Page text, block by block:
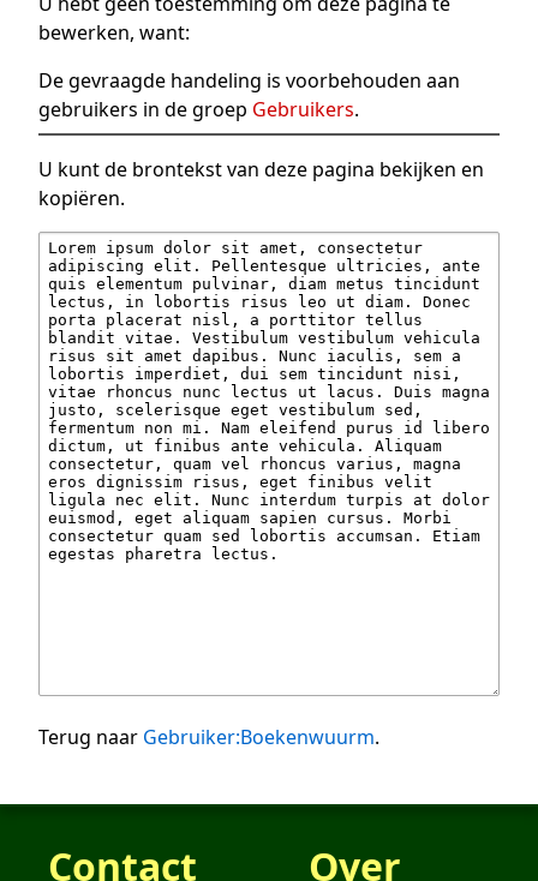
bewerken, want:
De gevraagde handeling is voorbehouden aan
gebruikers in de groep Gebruikers.
U kunt de brontekst van deze pagina bekijken en
kopiëren.
Terug naar Gebruiker:Boekenwuurm.
Contact Over